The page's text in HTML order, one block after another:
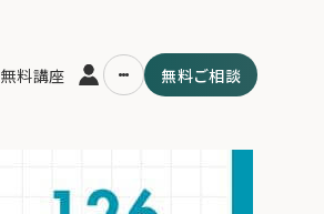
無料講座 無料ご相談
運営会社